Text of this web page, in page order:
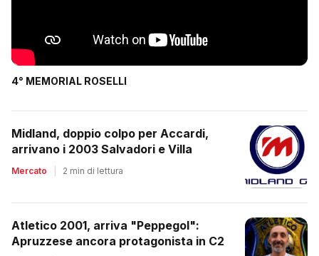
4° MEMORIAL ROSELLI
Midland, doppio colpo per Accardi,
arrivano i 2003 Salvadori e Villa
Mercato 2 min di lettura
Atletico 2001, arriva "Peppegol":
Apruzzese ancora protagonista in C2